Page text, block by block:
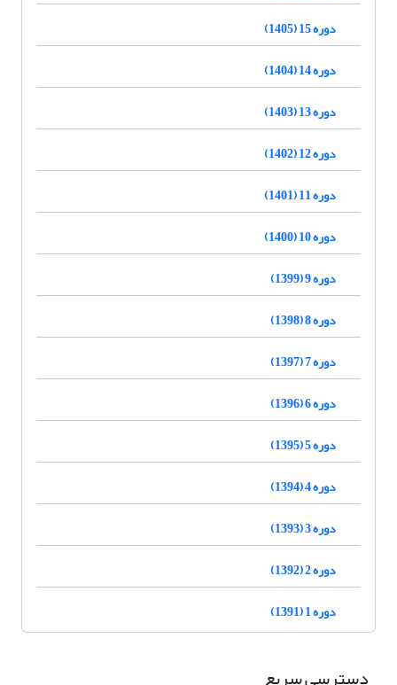
دوره 15 (1405)
دوره 14 (1404)
دوره 13 (1403)
دوره 12 (1402)
دوره 11 (1401)
دوره 10 (1400)
دوره 9 (1399)
دوره 8 (1398)
دوره 7 (1397)
دوره 6 (1396)
دوره 5 (1395)
دوره 4 (1394)
دوره 3 (1393)
دوره 2 (1392)
دوره 1 (1391)
دسترسی سریع